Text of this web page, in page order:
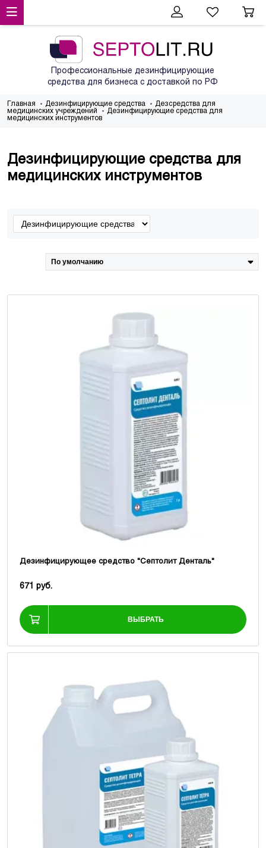
Профессиональные дезинфицирующие
средства для бизнеса с доставкой по РФ
Главная Дезинфицирующие средства
Дезсредства для
медицинских учреждений
Дезинфицирующие средства для
медицинских инструментов
Дезинфицирующие средства для
медицинских инструментов
Дезинфицирующее средство "Септолит Денталь"
671 руб.
ВЫБРАТЬ